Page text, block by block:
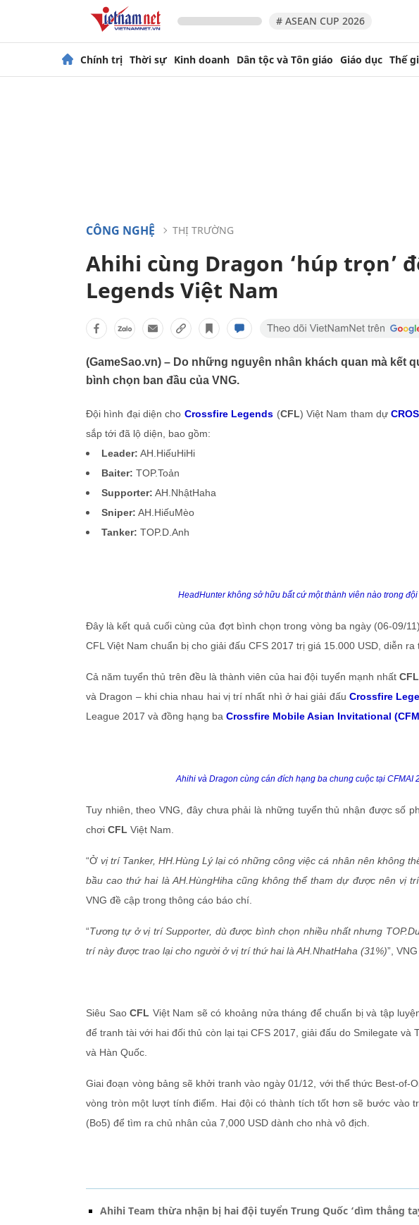
# ASEAN CUP 2026
Chính trị Thời sự Kinh doanh Dân tộc và Tôn giáo Giáo dục Thế
CÔNG NGHỆ THỊ TRƯỜNG
Ahihi cùng Dragon ‘húp trọn’
Legends Việt Nam
(GameSao.vn) – Do những nguyên nhân khách quan mà kết
bình chọn ban đầu của VNG.
Đội hình đại diện cho Crossfire Legends (CFL) Việt Nam tham dự
sắp tới đã lộ diện, bao gồm:
Leader: AH.HiếuHiHi
Baiter: TOP.Toản
Supporter: AH.NhậtHaha
Sniper: AH.HiếuMèo
Tanker: TOP.D.Anh
HeadHunter không sở hữu bất cứ một thành viên nào trong
Đây là kết quả cuối cùng của đợt bình chọn trong vòng ba ngày (06-09/
CFL Việt Nam chuẩn bị cho giải đấu CFS 2017 trị giá 15.000 USD, diễn
Cả năm tuyển thủ trên đều là thành viên của hai đội tuyển mạnh nhất CFL
và Dragon – khi chia nhau hai vị trí nhất nhì ở hai giải đấu Crossfire
League 2017 và đồng hạng ba Crossfire Mobile Asian Invitational
Ahihi và Dragon cùng cán đích hạng ba chung cuộc tại CFMAI
Tuy nhiên, theo VNG, đây chưa phải là những tuyển thủ nhận được số
chơi CFL Việt Nam.
“Ởvị trí Tanker, HH.Hùng Lý lại có những công việc cá nhân nên không
bầu cao thứ hai là AH.HùngHiha cũng không thể tham dự được nên vị
VNG đề cập trong thông cáo báo chí.
“Tương tự ở vị trí Supporter, dù được bình chọn nhiều nhất nhưng
trí này được trao lại cho người ở vị trí thứ hai là AH.NhatHaha (31%)”,
Siêu SaoCFL Việt Nam sẽ có khoảng nửa tháng để chuẩn bị và tập
để tranh tài với hai đối thủ còn lại tại CFS 2017, giải đấu do Smilegate và
và Hàn Quốc.
Giai đoạn vòng bảng sẽ khởi tranh vào ngày 01/12, với thể thức Best-of-
vòng tròn một lượt tính điểm. Hai đội có thành tích tốt hơn sẽ bước vào
(Bo5) để tìm ra chủ nhân của 7,000 USD dành cho nhà vô địch.
Ahihi Team thừa nhận bị hai đội tuyển Trung Quốc ‘dìm thẳng